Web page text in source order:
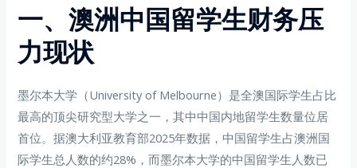
一、澳洲中国留学生财务压
力现状
墨尔本大学（University of Melbourne）是全澳国际学生占比
最高的顶尖研究型大学之一，其中中国内地留学生数量位居
首位。据澳大利亚教育部2025年数据，中国留学生占澳洲国
际学生总人数的约28%，而墨尔本大学的中国留学生人数已